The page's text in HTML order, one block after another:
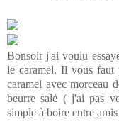
Bonsoir j'ai voulu
le caramel. Il vous faut
caramel avec morceau
beurre salé ( j'ai pas
simple à boire entre